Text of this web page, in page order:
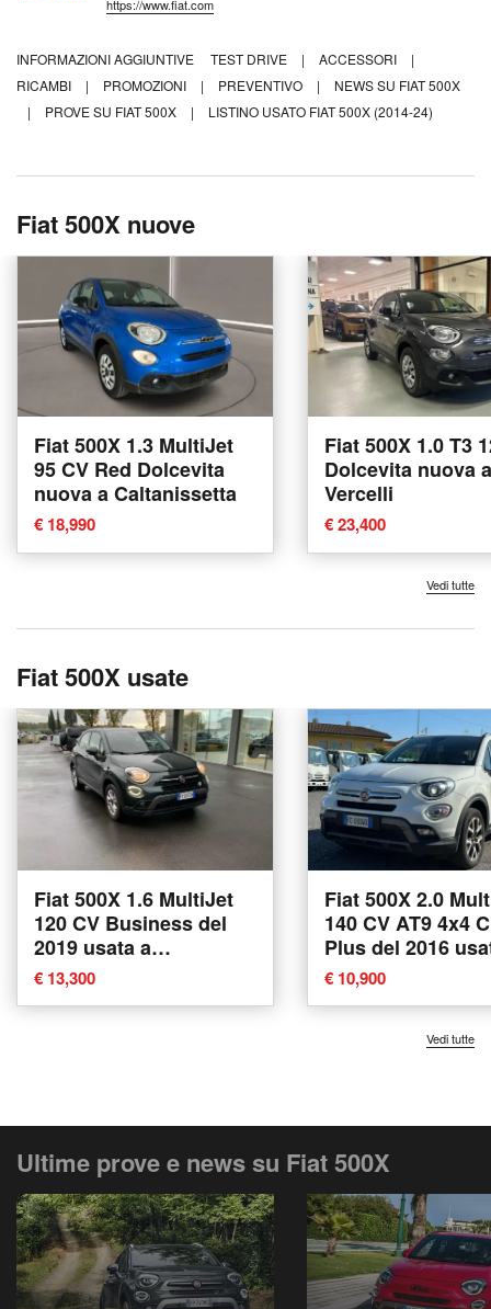
https://www.fiat.com
INFORMAZIONI AGGIUNTIVE TEST DRIVE | ACCESSORI
|
RICAMBI
| PROMOZIONI | PREVENTIVO |
NEWS SU FIAT 500X
|
PROVE SU FIAT 500X | LISTINO USATO FIAT 500X (2014-24)
Fiat 500X nuove
Fiat 500X 1.3 MultiJet
95 CV Red Dolcevita
nuova a Caltanissetta
€ 18,990
Fiat 500X 1.0 T3
Dolcevita nuova a
Vercelli
€ 23,400
Vedi tutte
Fiat 500X usate
Fiat 500X 1.6 MultiJet
120 CV Business del
2019 usata a
Massarosa
€ 13,300
Fiat 500X 2.0
140 CV AT9 4x4
Plus del 2016
Massarosa
€ 10,900
Vedi tutte
Ultime prove e news su Fiat 500X